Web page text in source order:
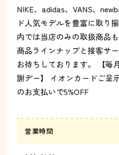
NIKE、adidas、VANS、
ド人気モデルを豊富に取り
内では当店のみの取扱商品
商品ラインナップと接客サ
お待ちしております。 【毎
謝デー】 イオンカードご呈
のお支払いで5%OFF
営業時間